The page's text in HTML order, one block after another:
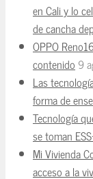
en Cali y lo
de cancha
OPPO
contenido 9
Las
forma de
Tecnología
se toman
Mi Vivienda
acceso a la